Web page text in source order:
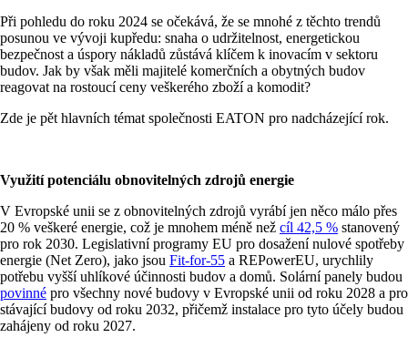
Při pohledu do roku 2024 se očekává, že se mnohé z těchto trendů
posunou ve vývoji kupředu: snaha o udržitelnost, energetickou
bezpečnost a úspory nákladů zůstává klíčem k inovacím v sektoru
budov. Jak by však měli majitelé komerčních a obytných budov
reagovat na rostoucí ceny veškerého zboží a komodit?
Zde je pět hlavních témat společnosti EATON pro nadcházející rok.
Využití potenciálu obnovitelných zdrojů energie
V Evropské unii se z obnovitelných zdrojů vyrábí jen něco málo přes
20 % veškeré energie, což je mnohem méně než cíl 42,5 % stanovený
pro rok 2030. Legislativní programy EU pro dosažení nulové spotřeby
energie (Net Zero), jako jsou Fit-for-55 a REPowerEU, urychlily
potřebu vyšší uhlíkové účinnosti budov a domů. Solární panely budou
povinné pro všechny nové budovy v Evropské unii od roku 2028 a pro
stávající budovy od roku 2032, přičemž instalace pro tyto účely budou
zahájeny od roku 2027.